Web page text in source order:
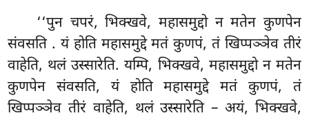
‘‘पुन चपरं, भिक्खवे, महासमुद्दो न मतेन कुणपेन
संवसति . यं होति महासमुद्दे मतं कुणपं, तं खिप्पञ्ञेव तीरं
वाहेति, थलं उस्सारेति. यम्पि, भिक्खवे, महासमुद्दो न मतेन
कुणपेन संवसति, यं होति महासमुद्दे मतं कुणपं, तं
खिप्पञ्ञेव तीरं वाहेति, थलं उस्सारेति – अयं, भिक्खवे,